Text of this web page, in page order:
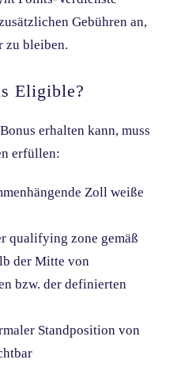
Gebühren an,
zu bleiben.
Eligible?
erhalten kann, muss
erfüllen:
Zoll weiße
qualifying zone gemäß
der Mitte von
bzw. der definierten
Standposition von